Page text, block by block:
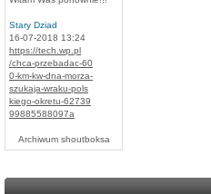
Stary Dziad
16-07-2018 13:24
https://tech.wp.pl
/chca-przebadac-60
0-km-kw-dna-morza-
szukaja-wraku-pols
kiego-okretu-62739
99885588097a
Archiwum shoutboksa